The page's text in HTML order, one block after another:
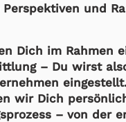
und
Dich im Rahmen
– Du wirst
wir Dich
– von der